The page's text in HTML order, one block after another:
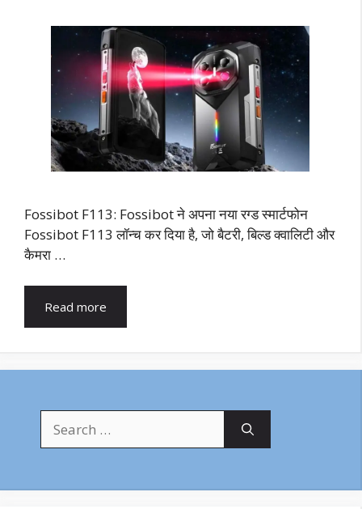
Fossibot F113: Fossibot ने अपना नया रग्ड स्मार्टफोन
Fossibot F113 लॉन्च कर दिया है, जो बैटरी, बिल्ड क्वालिटी और
कैमरा …
Read more
for: